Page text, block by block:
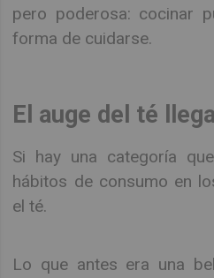
pero poderosa: cocinar
forma de cuidarse.
El auge del té
Si hay una categoría
hábitos de consumo en
el té.
Lo que antes era una